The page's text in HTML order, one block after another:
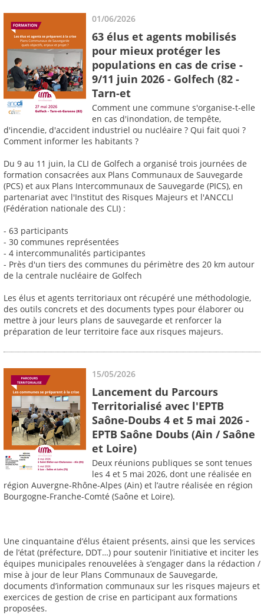
01/06/2026
63 élus et agents mobilisés
pour mieux protéger les
populations en cas de crise -
9/11 juin 2026 - Golfech (82 -
Tarn-et
Comment une commune s'organise-t-elle
en cas d'inondation, de tempête,
d'incendie, d'accident industriel ou nucléaire ? Qui fait quoi ?
Comment informer les habitants ?
Du 9 au 11 juin, la CLI de Golfech a organisé trois journées de
formation consacrées aux Plans Communaux de Sauvegarde
(PCS) et aux Plans Intercommunaux de Sauvegarde (PICS), en
partenariat avec l'Institut des Risques Majeurs et l'ANCCLI
(Fédération nationale des CLI) :
- 63 participants
- 30 communes représentées
- 4 intercommunalités participantes
- Près d'un tiers des communes du périmètre des 20 km autour
de la centrale nucléaire de Golfech
Les élus et agents territoriaux ont récupéré une méthodologie,
des outils concrets et des documents types pour élaborer ou
mettre à jour leurs plans de sauvegarde et renforcer la
préparation de leur territoire face aux risques majeurs.
15/05/2026
Lancement du Parcours
Territorialisé avec l'EPTB
Saône-Doubs 4 et 5 mai 2026 -
EPTB Saône Doubs (Ain / Saône
et Loire)
Deux réunions publiques se sont tenues
les 4 et 5 mai 2026, dont une réalisée en
région Auvergne-Rhône-Alpes (Ain) et l’autre réalisée en région
Bourgogne-Franche-Comté (Saône et Loire).
Une cinquantaine d’élus étaient présents, ainsi que les services
de l’état (préfecture, DDT…) pour soutenir l’initiative et inciter les
équipes municipales renouvelées à s’engager dans la rédaction /
mise à jour de leur Plans Communaux de Sauvegarde,
documents d’information communaux sur les risques majeurs et
exercices de gestion de crise en participant aux formations
proposées.